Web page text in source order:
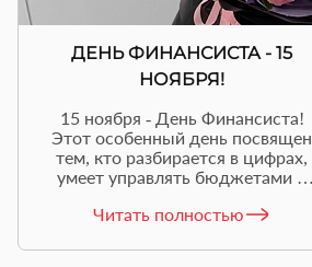
ДЕНЬ ФИНАНСИСТА - 15
НОЯБРЯ!
15 ноября - День Финансиста!
Этот особенный день посвящен
тем, кто разбирается в цифрах,
умеет управлять бюджетами и
более устойчивым. Но как бы мы
давайте не забывать о том, что
Читать полностью